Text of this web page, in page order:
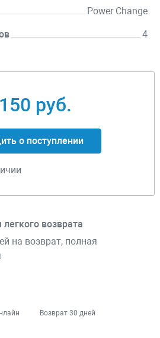
Power Change
4
руб.
о поступлении
легкого возврата
на возврат, полная
Возврат 30 дней